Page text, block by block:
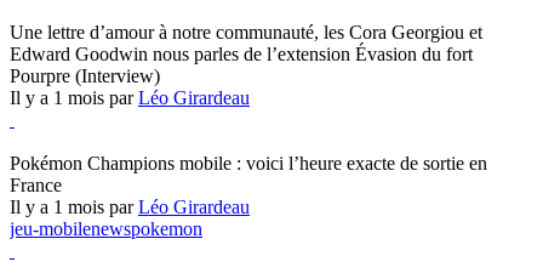
Une lettre d’amour à notre communauté, les Cora Georgiou et
Edward Goodwin nous parles de l’extension Évasion du fort
Pourpre (Interview)
Il y a 1 mois parLéo Girardeau
Pokémon Champions mobile : voici l’heure exacte de sortie en
France
Il y a 1 mois parLéo Girardeau
jeu-mobilenewspokemon